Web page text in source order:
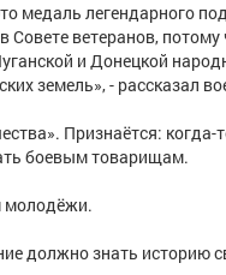
медаль легендарного
ветеранов, потому
и Донецкой
земель», - рассказал
Признаëтся: когда-
боевым товарищам.
молодёжи.
должно знать историю